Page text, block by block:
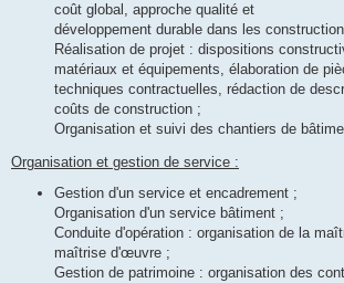
coût global, approche qualité et
développement durable dans les
Réalisation de projet : dispositions
matériaux et équipements, élaboration de
techniques contractuelles, rédaction de
coûts de construction ;
Organisation et suivi des chantiers de
Organisation et gestion de service :
Gestion d'un service et encadrement ;
Organisation d'un service bâtiment ;
Conduite d'opération : organisation de la
maîtrise d'œuvre ;
Gestion de patrimoine : organisation des